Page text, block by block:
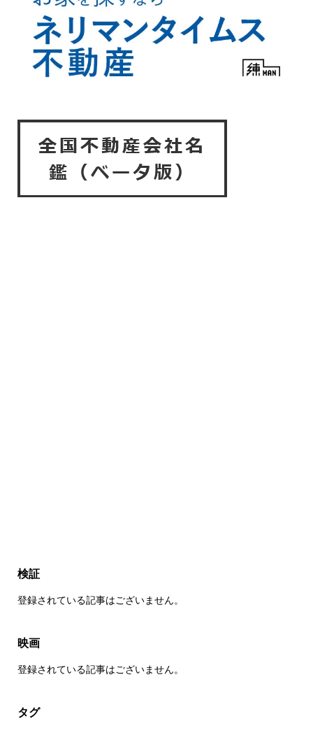
検証
登録されている記事はございません。
映画
登録されている記事はございません。
タグ